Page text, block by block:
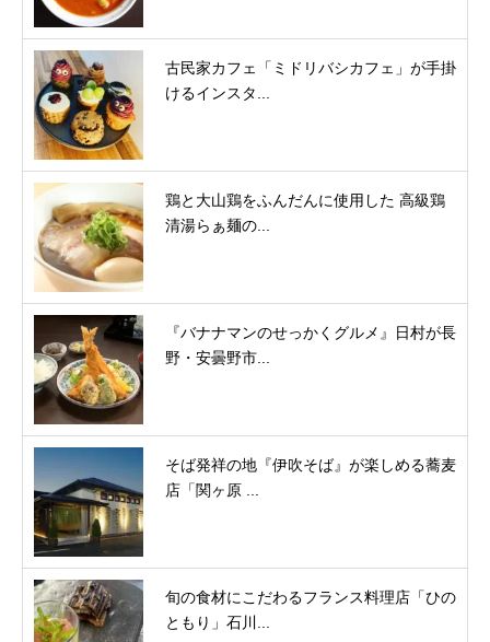
古民家カフェ「ミドリバシカフェ」が手掛
けるインスタ...
鶏と大山鶏をふんだんに使用した 高級鶏
清湯らぁ麺の...
『バナナマンのせっかくグルメ』日村が長
野・安曇野市...
そば発祥の地『伊吹そば』が楽しめる蕎麦
店「関ヶ原 ...
旬の食材にこだわるフランス料理店「ひの
ともり」石川...